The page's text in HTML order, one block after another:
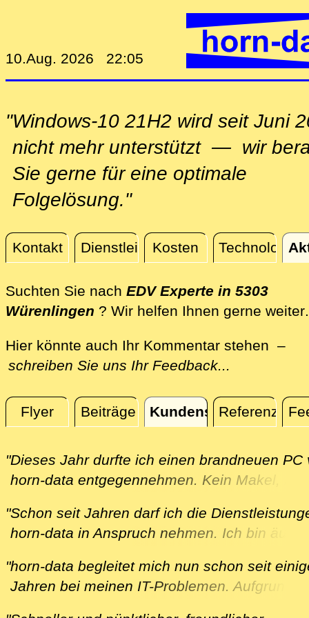
10.Aug. 2026 22:05
"Windows-10 21H2 wird seit Juni
nicht mehr unterstützt — wir
Sie gerne für eine optimale
Folgelösung."
Kontakt Dienstleistungen
Kosten Technologie
Aktuelles
Suchten Sie nach EDV Experte in 5303
Würenlingen ? Wir helfen Ihnen gerne weiter.
Hier könnte auch Ihr Kommentar stehen –
schreiben Sie uns Ihr Feedback...
Flyer Beiträge Kundenstimmen
Referenzen
Kundenstimmen
"Dieses Jahr durfte ich einen brandneuen PC
horn-data entgegennehmen. Kein Makel,
mir wünsche. Auch bei Problemen hilft er
und kompetent. Ich bin sehr zufrieden."
B. aus Lengnau am 01.12.2025
"Schon seit Jahren darf ich die
horn-data in Anspruch nehmen. Ich bin
zeitnahen, Beratungen. Herr Horn ist sehr
kompetent und hilfsbereit. Ich schätze seine
geduldige Art und die grosse Unterstützung.
"horn-data begleitet mich nun schon seit
Jahren bei meinen IT-Problemen. Aufgrund